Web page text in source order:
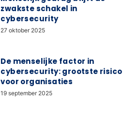
zwakste schakel in
cybersecurity
27 oktober 2025
De menselijke factor in
cybersecurity: grootste risico
voor organisaties
19 september 2025